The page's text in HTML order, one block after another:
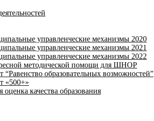
управленческие механизмы 2020
управленческие механизмы 2021
управленческие механизмы 2022
методической помощи для ШНОР
“Равенство образовательных возможностей”
«500+»
оценка качества образования